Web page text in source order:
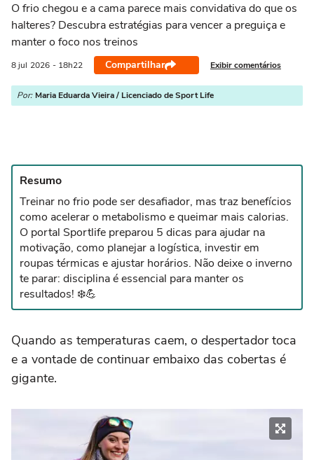
O frio chegou e a cama parece mais convidativa do que os
halteres? Descubra estratégias para vencer a preguiça e
manter o foco nos treinos
8 jul 2026 - 18h22 Compartilhar Exibir comentários
Por: Maria Eduarda Vieira / Licenciado de Sport Life
Resumo
Treinar no frio pode ser desafiador, mas traz benefícios
como acelerar o metabolismo e queimar mais calorias.
O portal Sportlife preparou 5 dicas para ajudar na
motivação, como planejar a logística, investir em
roupas térmicas e ajustar horários. Não deixe o inverno
te parar: disciplina é essencial para manter os
resultados! ❄️💪
Quando as temperaturas caem, o despertador toca
e a vontade de continuar embaixo das cobertas é
gigante.